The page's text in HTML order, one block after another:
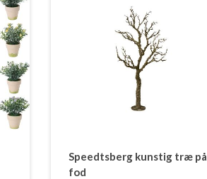
Speedtsberg kunstig træ på
fod